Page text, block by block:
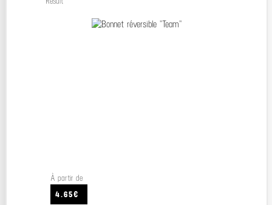
À partir de
4.65€